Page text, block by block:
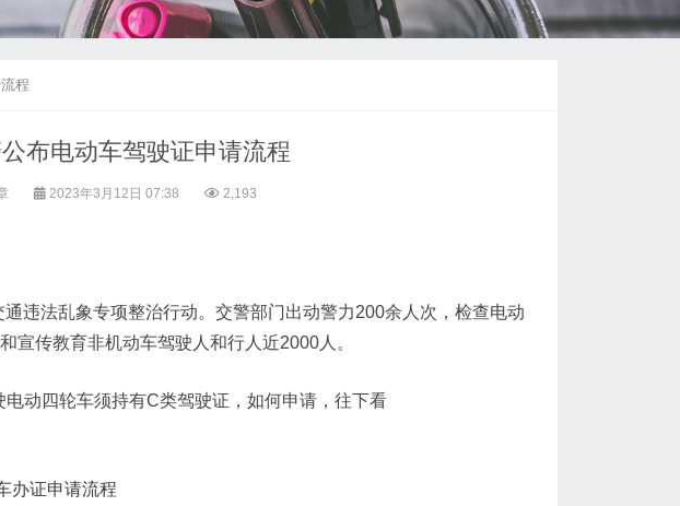
程
布电动车驾驶证申请流程
2023年3月12日 07:38 2,193
违法乱象专项整治行动。交警部门出动警力200余人次，检查电动
宣传教育非机动车驾驶人和行人近2000人。
动四轮车须持有C类驾驶证，如何申请，往下看